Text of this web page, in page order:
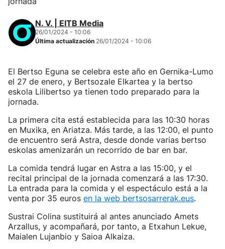
N. V. | EITB Media
26/01/2024 - 10:06
Última actualización 26/01/2024 - 10:06
El Bertso Eguna se celebra este año en Gernika-Lumo
el 27 de enero, y Bertsozale Elkartea y la bertso
eskola Lilibertso ya tienen todo preparado para la
jornada.
La primera cita está establecida para las 10:30 horas
en Muxika, en Ariatza. Más tarde, a las 12:00, el punto
de encuentro será Astra, desde donde varias bertso
eskolas amenizarán un recorrido de bar en bar.
La comida tendrá lugar en Astra a las 15:00, y el
recital principal de la jornada comenzará a las 17:30.
La entrada para la comida y el espectáculo está a la
venta por 35 euros en la web bertsosarrerak.eus.
Sustrai Colina sustituirá al antes anunciado Amets
Arzallus, y acompañará, por tanto, a Etxahun Lekue,
Maialen Lujanbio y Saioa Alkaiza.